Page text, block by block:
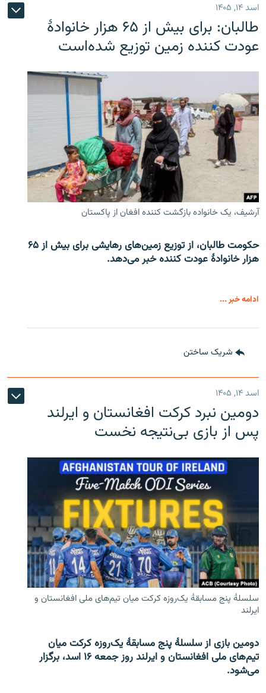
اسد ۱۴, ۱۴۰۵
طالبان: برای بیش از ۶۵ هزار خانوادۀ
عودت کننده زمین توزیع شده‌است
آرشیف، یک خانواده بازگشت کننده افغان از پاکستان
حکومت طالبان، از توزیع زمین‌های رهایشی برای بیش از ۶۵
هزار خانوادۀ عودت کننده خبر می‌دهد.
ادامه خبر ...
شریک ساختن
اسد ۱۴, ۱۴۰۵
دومین نبرد کرکت افغانستان و ایرلند
پس از بازی بی‌نتیجه نخست
سلسلۀ پنج مسابقۀ یک‌روزه کرکت میان تیم‌های ملی افغانستان و
ایرلند
دومین بازی از سلسلۀ پنج مسابقۀ یک‌روزه کرکت میان
تیم‌های ملی افغانستان و ایرلند روز جمعه ۱۶ اسد، برگزار
می‌شود.